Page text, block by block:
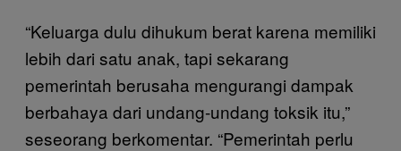
“Keluarga dulu dihukum berat karena memiliki
lebih dari satu anak, tapi sekarang
pemerintah berusaha mengurangi dampak
berbahaya dari undang-undang toksik itu,”
seseorang berkomentar. “Pemerintah perlu